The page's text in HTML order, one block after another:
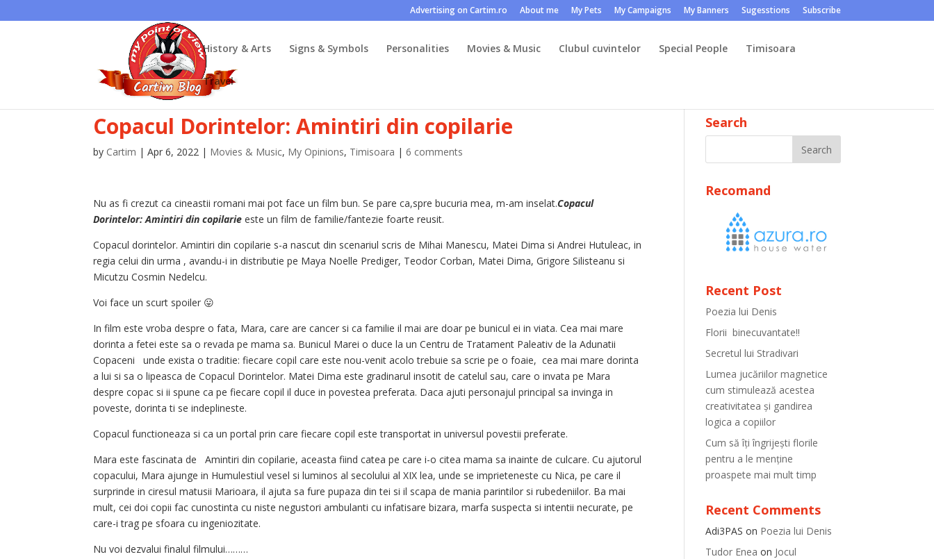
Advertising on Cartim.ro About me My Pets My Campaigns My Banners Sugesstions Subscribe
History & Arts Signs & Symbols Personalities Movies & Music Clubul cuvintelor Special People Timisoara
Travel
Copacul Dorintelor: Amintiri din copilarie
by Cartim |Apr 6, 2022 | Movies & Music, My Opinions, Timisoara |6 comments
Nu as fi crezut ca cineastii romani mai pot face un film bun. Se pare ca,spre bucuria mea, m-am inselat.Copacul
Dorintelor: Amintiri din copilarie este un film de familie/fantezie foarte reusit.
Copacul dorintelor. Amintiri din copilarie s-a nascut din scenariul scris de Mihai Manescu, Matei Dima si Andrei Hutuleac, in
regia celui din urma , avandu-i in distributie pe Maya Noelle Prediger, Teodor Corban, Matei Dima, Grigore Silisteanu si
Micutzu Cosmin Nedelcu.
Voi face un scurt spoiler 😛
In film este vroba despre o fata, Mara, care are cancer si ca familie il mai are doar pe bunicul ei in viata. Cea mai mare
dorinta a fetei este sa o revada pe mama sa. Bunicul Marei o duce la un Centru de Tratament Paleativ de la Adunatii
Copaceni unde exista o traditie: fiecare copil care este nou-venit acolo trebuie sa scrie pe o foaie, cea mai mare dorinta
a lui si sa o lipeasca de Copacul Dorintelor. Matei Dima este gradinarul insotit de catelul sau, care o invata pe Mara
despre copac si ii spune ca pe fiecare copil il duce in povestea preferata. Daca ajuti personajul principal sa invinga in
poveste, dorinta ti se indeplineste.
Copacul functioneaza si ca un portal prin care fiecare copil este transportat in universul povestii preferate.
Mara este fascinata de Amintiri din copilarie, aceasta fiind catea pe care i-o citea mama sa inainte de culcare. Cu ajutorul
copacului, Mara ajunge in Humulestiul vesel si luminos al secolului al XIX lea, unde se imprieteneste cu Nica, pe care il
surprinde in ciresul matusii Marioara, il ajuta sa fure pupaza din tei si il scapa de mania parintilor si rubedeniilor. Ba mai
mult, cei doi copii fac cunostinta cu niste negustori ambulanti cu infatisare bizara, marfa suspecta si intentii necurate, pe
care-i trag pe sfoara cu ingeniozitate.
Nu voi dezvalui finalul filmului………
Search
Recomand
Recent Post
Poezia lui Denis
Florii binecuvantate!!
Secretul lui Stradivari
Lumea jucăriilor magnetice
cum stimulează acestea
creativitatea și gandirea
logica a copiilor
Cum să îți îngrijești florile
pentru a le menține
proaspete mai mult timp
Recent Comments
Adi3PAS on Poezia lui Denis
Tudor Enea on Jocul